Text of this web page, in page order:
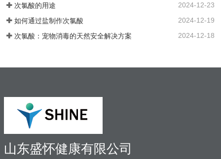
消毒问题。各地市的使用标准：解决方案
以及使用场景：1. 一机多用，解决牙椅水
次氯酸的用途 2024-12-23
如何通过盐制作次氯酸 2024-12-19
次氯酸：宠物消毒的天然安全解决方案 2024-12-18
山东盛怀健康有限公司